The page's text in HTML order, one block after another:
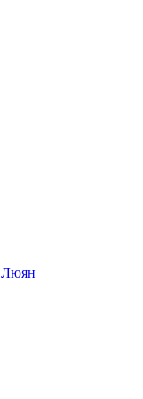
Люян